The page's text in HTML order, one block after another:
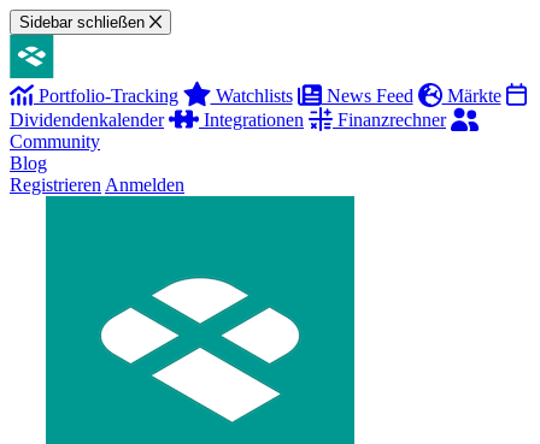
Sidebar schließen
Portfolio-Tracking Watchlists News Feed
Märkte
Dividendenkalender
Integrationen
Finanzrechner
Community
Blog
Registrieren Anmelden